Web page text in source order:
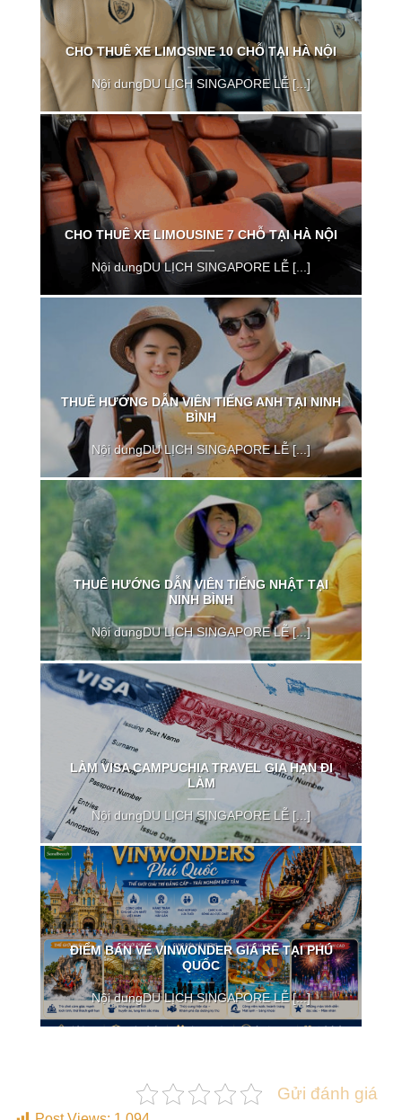
CHO THUÊ XE LIMOSINE 10 CHỖ TẠI HÀ NỘI
Nội dungDU LỊCH SINGAPORE LỄ [...]
CHO THUÊ XE LIMOUSINE 7 CHỖ TẠI HÀ NỘI
Nội dungDU LỊCH SINGAPORE LỄ [...]
THUÊ HƯỚNG DẪN VIÊN TIẾNG ANH TẠI NINH
BÌNH
Nội dungDU LỊCH SINGAPORE LỄ [...]
THUÊ HƯỚNG DẪN VIÊN TIẾNG NHẬT TẠI
NINH BÌNH
Nội dungDU LỊCH SINGAPORE LỄ [...]
LÀM VISA CAMPUCHIA TRAVEL GIA HẠN ĐI
LÀM
Nội dungDU LỊCH SINGAPORE LỄ [...]
ĐIỂM BÁN VÉ VINWONDER GIÁ RẺ TẠI PHÚ
QUỐC
Nội dungDU LỊCH SINGAPORE LỄ [...]
Gửi đánh giá